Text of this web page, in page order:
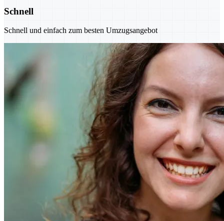
Schnell
Schnell und einfach zum besten Umzugsangebot